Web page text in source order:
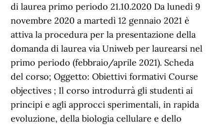
di laurea primo periodo 21.10.2020 Da lunedì 9
novembre 2020 a martedì 12 gennaio 2021 è
attiva la procedura per la presentazione della
domanda di laurea via Uniweb per laurearsi nel
primo periodo (febbraio/aprile 2021). Scheda
del corso; Oggetto: Obiettivi formativi Course
objectives ; Il corso introdurrà gli studenti ai
principi e agli approcci sperimentali, in rapida
evoluzione, della biologia cellulare e dello